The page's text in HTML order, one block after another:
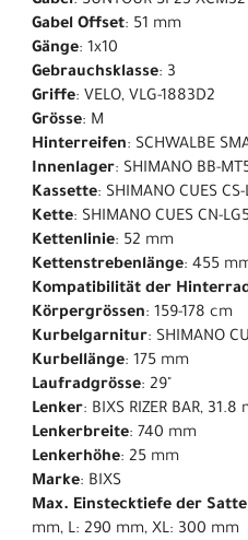
Gabel Offset: 51 mm
Gänge: 1x10
Gebrauchsklasse: 3
Griffe: VELO, VLG-1883D2
Grösse: M
Hinterreifen: SCHWALBE
Innenlager: SHIMANO BB-
Kassette: SHIMANO CUES
Kette: SHIMANO CUES CN-
Kettenlinie: 52 mm
Kettenstrebenlänge: 455
Kompatibilität der
Körpergrössen: 159-178 cm
Kurbelgarnitur: SHIMANO
Kurbellänge: 175 mm
Laufradgrösse: 29"
Lenker: BIXS RIZER BAR, 31.8
Lenkerbreite: 740 mm
Lenkerhöhe: 25 mm
Marke: BIXS
Max. Einstecktiefe der
mm, L: 290 mm, XL: 300 mm